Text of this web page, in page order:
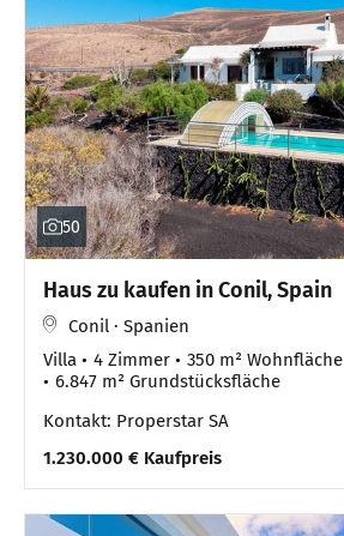
50
Haus zu kaufen in Conil, Spain
Conil · Spanien
Villa
4 Zimmer
350 m² Wohnfläche
6.847 m² Grundstücksfläche
Kontakt: Properstar SA
1.230.000 € Kaufpreis